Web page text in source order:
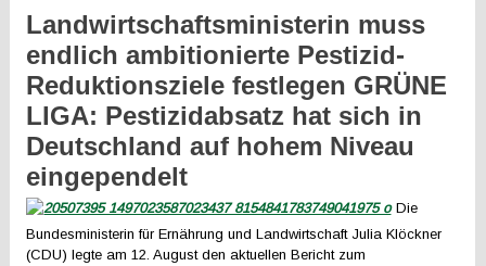
Landwirtschaftsministerin muss
endlich ambitionierte Pestizid-
Reduktionsziele festlegen GRÜNE
LIGA: Pestizidabsatz hat sich in
Deutschland auf hohem Niveau
eingependelt
Die
Bundesministerin für Ernährung und Landwirtschaft Julia Klöckner
(CDU) legte am 12. August den aktuellen Bericht zum